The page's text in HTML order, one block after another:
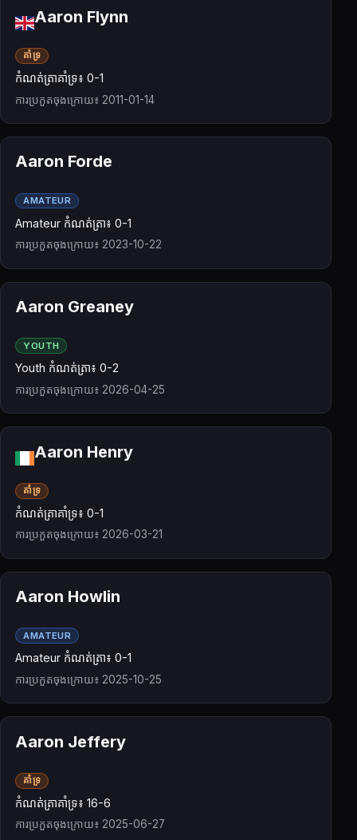
Aaron Flynn
គាំទ្រ
កំណត់ត្រាគាំទ្រ៖ 0-1
ការប្រកួតចុងក្រោយ៖ 2011-01-14
Aaron Forde
AMATEUR
Amateur កំណត់ត្រា៖ 0-1
ការប្រកួតចុងក្រោយ៖ 2023-10-22
Aaron Greaney
YOUTH
Youth កំណត់ត្រា៖ 0-2
ការប្រកួតចុងក្រោយ៖ 2026-04-25
Aaron Henry
គាំទ្រ
កំណត់ត្រាគាំទ្រ៖ 0-1
ការប្រកួតចុងក្រោយ៖ 2026-03-21
Aaron Howlin
AMATEUR
Amateur កំណត់ត្រា៖ 0-1
ការប្រកួតចុងក្រោយ៖ 2025-10-25
Aaron Jeffery
គាំទ្រ
កំណត់ត្រាគាំទ្រ៖ 16-6
ការប្រកួតចុងក្រោយ៖ 2025-06-27